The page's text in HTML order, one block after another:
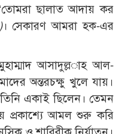
‘তোমরা ছালাত আদায় কর
। সেকারণ আমরা হক-এর
আসাদুল্ল­াহ আল-
অন্তরচক্ষু খুলে যায়।
একাই ছিলেন। তেমন
প্রকাশ্যে আমল শুরু করি